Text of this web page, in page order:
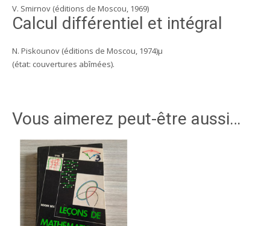
V. Smirnov (éditions de Moscou, 1969)
Calcul différentiel et intégral
N. Piskounov (éditions de Moscou, 1974)µ
(état: couvertures abîmées).
Vous aimerez peut-être aussi…